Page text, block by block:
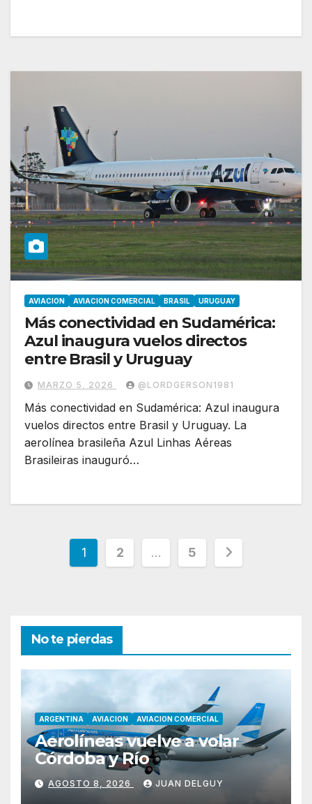
AVIACION AVIACION COMERCIAL BRASIL URUGUAY
Más conectividad en Sudamérica:
Azul inaugura vuelos directos
entre Brasil y Uruguay
MARZO 5, 2026 @LORDGERSON1981
Más conectividad en Sudamérica: Azul inaugura
vuelos directos entre Brasil y Uruguay. La
aerolínea brasileña Azul Linhas Aéreas
Brasileiras inauguró…
Paginación
1 2 … 5
No te pierdas
ARGENTINA AVIACION AVIACION COMERCIAL
Aerolíneas vuelve a volar
Córdoba y Río
AGOSTO 8, 2026 JUAN DELGUY